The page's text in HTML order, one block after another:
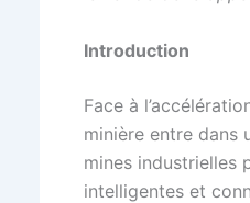
Introduction
Face à
minière entre dans
mines industrielles
intelligentes et